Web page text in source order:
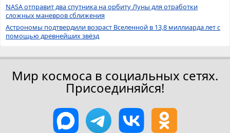
NASA отправит два спутника на орбиту Луны для отработки
сложных маневров сближения
Астрономы подтвердили возраст Вселенной в 13,8 миллиарда лет с
помощью древнейших звёзд
Мир космоса в социальных сетях.
Присоединяйся!